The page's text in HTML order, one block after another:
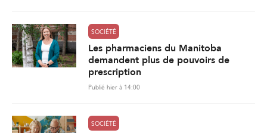
SOCIÉTÉ
Les pharmaciens du Manitoba
demandent plus de pouvoirs de
prescription
Publié hier à 14:00
SOCIÉTÉ